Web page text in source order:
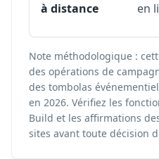
à distance
en
Note méthodologique :
des opérations de
des tombolas
en 2026. Vérifiez les
Build et les affirmations
sites avant toute décision